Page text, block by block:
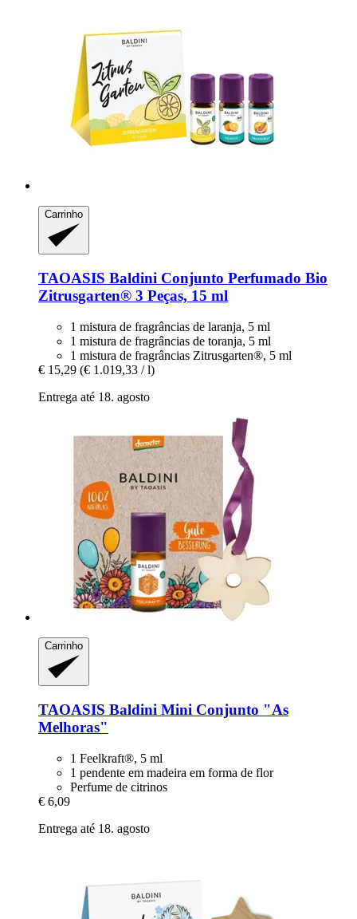
Carrinho
TAOASIS Baldini Conjunto Perfumado Bio
Zitrusgarten® 3 Peças, 15 ml
1 mistura de fragrâncias de laranja, 5 ml
1 mistura de fragrâncias de toranja, 5 ml
1 mistura de fragrâncias Zitrusgarten®, 5 ml
€ 15,29 (€ 1.019,33 / l)
Entrega até 18. agosto
Carrinho
TAOASIS Baldini Mini Conjunto "As
Melhoras"
1 Feelkraft®, 5 ml
1 pendente em madeira em forma de flor
Perfume de citrinos
€ 6,09
Entrega até 18. agosto